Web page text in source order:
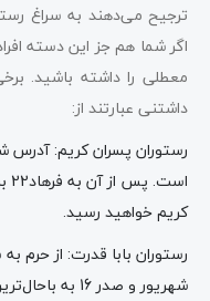
ترجیح می‌دهند به سراغ
اگر شما هم جز این دسته
معطلی را داشته باشید.
داشتنی عبارتند از:
رستوران پسران کریم: آدرس
کریم خواهید رسید.
شهریور و صدر 16 به باحال‌ترین رستوران مشهد می‌رسید.